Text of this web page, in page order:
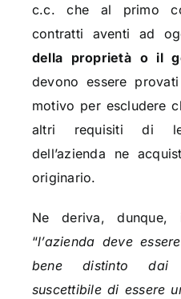
c.c. che al primo
contratti aventi ad
della proprietà o il
devono essere
motivo per escludere
altri requisiti di
dell’azienda ne
originario.
Ne deriva, dunque,
“l’azienda deve
bene distinto dai
suscettibile di essere